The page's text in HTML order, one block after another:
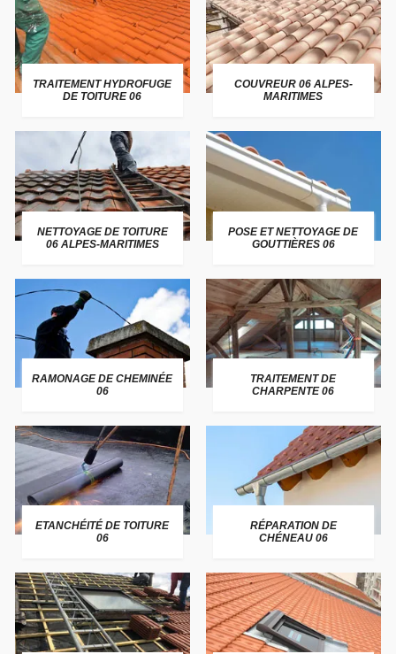
TRAITEMENT HYDROFUGE
DE TOITURE 06
COUVREUR 06 ALPES-
MARITIMES
NETTOYAGE DE TOITURE
06 ALPES-MARITIMES
POSE ET NETTOYAGE DE
GOUTTIÈRES 06
RAMONAGE DE CHEMINÉE
06
TRAITEMENT DE
CHARPENTE 06
ETANCHÉITÉ DE TOITURE
06
RÉPARATION DE
CHÉNEAU 06